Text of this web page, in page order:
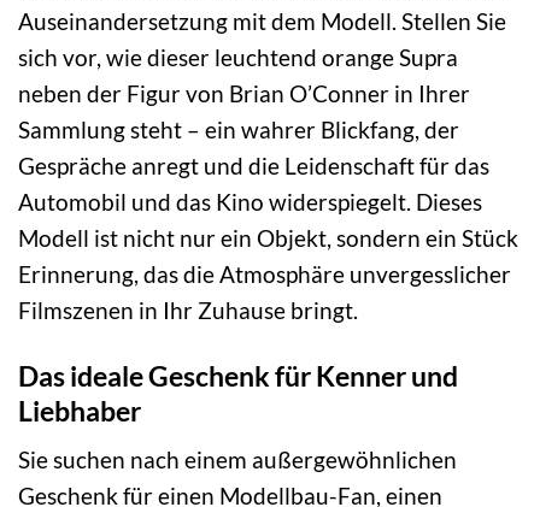
Auseinandersetzung mit dem Modell. Stellen Sie
sich vor, wie dieser leuchtend orange Supra
neben der Figur von Brian O’Conner in Ihrer
Sammlung steht – ein wahrer Blickfang, der
Gespräche anregt und die Leidenschaft für das
Automobil und das Kino widerspiegelt. Dieses
Modell ist nicht nur ein Objekt, sondern ein Stück
Erinnerung, das die Atmosphäre unvergesslicher
Filmszenen in Ihr Zuhause bringt.
Das ideale Geschenk für Kenner und
Liebhaber
Sie suchen nach einem außergewöhnlichen
Geschenk für einen Modellbau-Fan, einen